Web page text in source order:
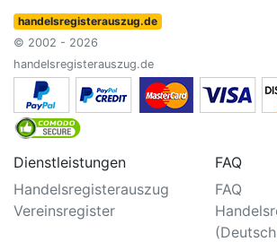
handelsregisterauszug.de
© 2002 - 2026
handelsregisterauszug.de
Dienstleistungen
Handelsregisterauszug
Vereinsregister
FAQ
FAQ